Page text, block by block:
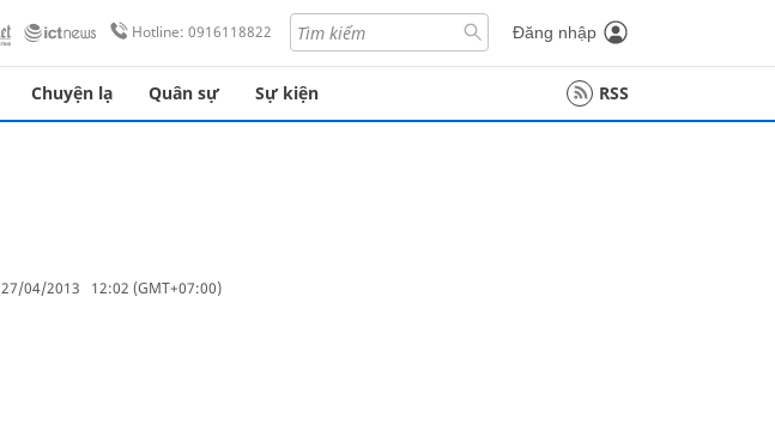
Hotline: 0916118822 Đăng nhập
Chuyện lạ Quân sự Sự kiện RSS
27/04/2013 12:02 (GMT+07:00)